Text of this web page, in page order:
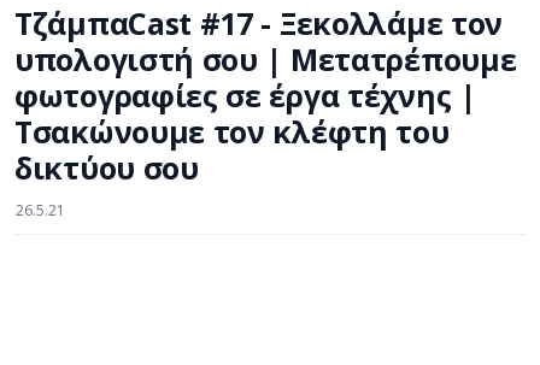
ΤζάμπαCast #17 - Ξεκολλάμε τον
υπολογιστή σου | Μετατρέπουμε
φωτογραφίες σε έργα τέχνης |
Τσακώνουμε τον κλέφτη του
δικτύου σου
26.5.21